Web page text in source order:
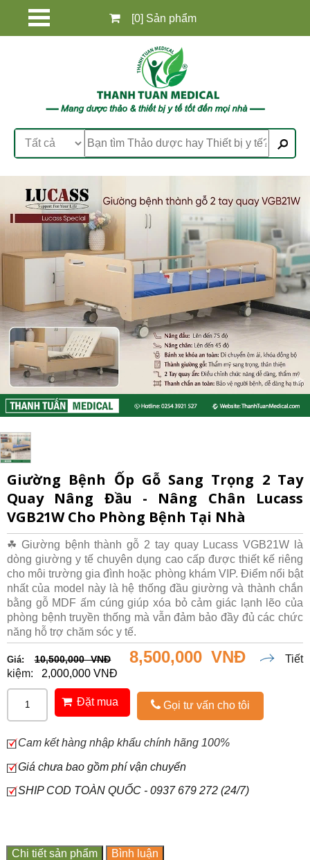
[0] Sản phẩm
Giường Bệnh Ốp Gỗ Sang Trọng 2 Tay
Quay Nâng Đầu - Nâng Chân Lucass
VGB21W Cho Phòng Bệnh Tại Nhà
☘ Giường bệnh thành gỗ 2 tay quay Lucass VGB21W là
dòng giường y tế chuyên dụng cao cấp được thiết kế riêng
cho môi trường gia đình hoặc phòng khám VIP. Điểm nổi bật
nhất của model này là hệ thống đầu giường và thành chắn
bằng gỗ MDF ấm cúng giúp xóa bỏ cảm giác lạnh lẽo của
phòng bệnh truyền thống mà vẫn đảm bảo đầy đủ các chức
năng hỗ trợ chăm sóc y tế.
Giá: 10,500,000 VNĐ 8,500,000 VNĐ
Tiết
kiệm:
2,000,000 VNĐ
Đặt mua Gọi tư vấn cho tôi
Cam kết hàng nhập khẩu chính hãng 100%
Giá chưa bao gồm phí vận chuyển
SHIP COD TOÀN QUỐC - 0937 679 272 (24/7)
Chi tiết sản phẩm Bình luận